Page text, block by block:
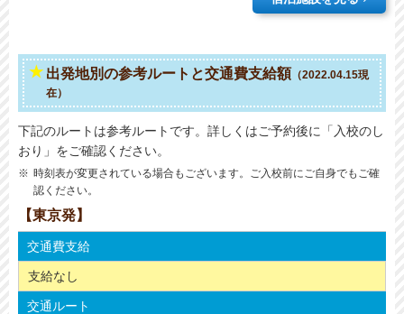
出発地別の参考ルートと交通費支給額 （2022.04.15現
在）
下記のルートは参考ルートです。詳しくはご予約後に「入校のし
おり」をご確認ください。
時刻表が変更されている場合もございます。ご入校前にご自身でもご確
認ください。
【東京発】
交通費支給
支給なし
交通ルート